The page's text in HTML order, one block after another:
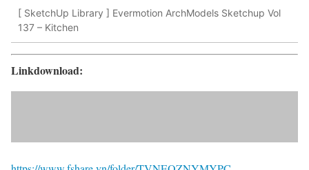
[ SketchUp Library ] Evermotion ArchModels Sketchup Vol
137 – Kitchen
Linkdownload: